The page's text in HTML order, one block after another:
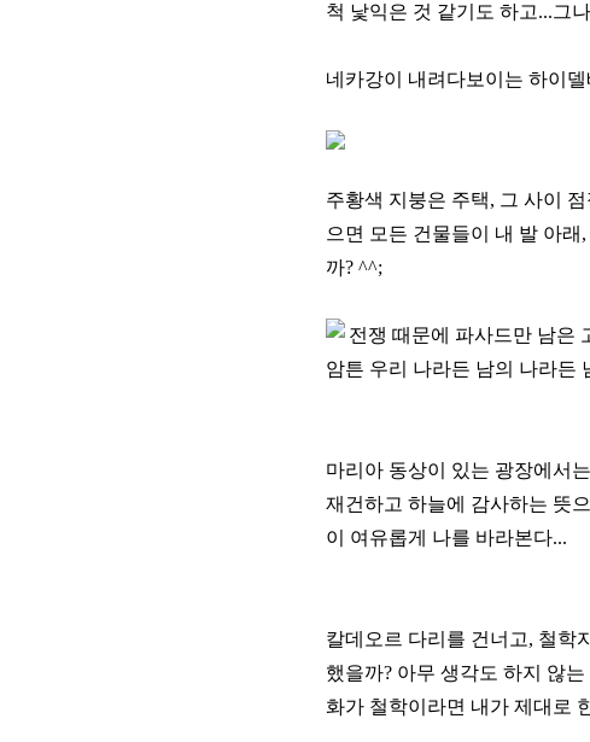
척 낯익은 것 같기도 하고...그
네카강이 내려다보이는 하이
주황색 지붕은 주택, 그 사이
으면 모든 건물들이 내 발 아
까? ^^;
전쟁 때문에 파사드만 남은
암튼 우리 나라든 남의 나라든
마리아 동상이 있는 광장에서
재건하고 하늘에 감사하는 뜻
이 여유롭게 나를 바라본다...
칼데오르 다리를 건너고, 철학
했을까? 아무 생각도 하지 않
화가 철학이라면 내가 제대로